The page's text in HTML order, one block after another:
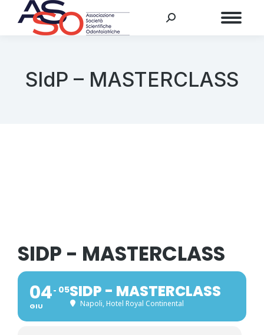
SIdP – MASTERCLASS
SIDP - MASTERCLASS
04
GIU
05SIDP - MASTERCLASS
Napoli, Hotel Royal Continental